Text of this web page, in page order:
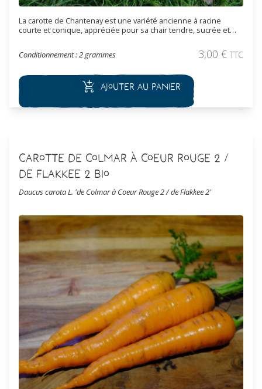
La carotte de Chantenay est une variété ancienne à racine
courte et conique, appréciée pour sa chair tendre, sucrée et
reproductibles.
Conditionnement : 2 grammes 3,00 € TTC
Ajouter au panier
Carotte de Colmar à Coeur Rouge 2 /
de Flakkee 2 Bio
Daucus carota L. 'de Colmar à Coeur Rouge 2 / de Flakkee 2'